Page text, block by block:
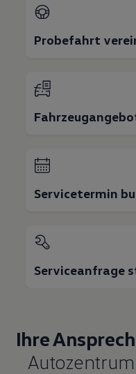
Probefahrt
Servicetermin
Serviceanfrage
Ihre